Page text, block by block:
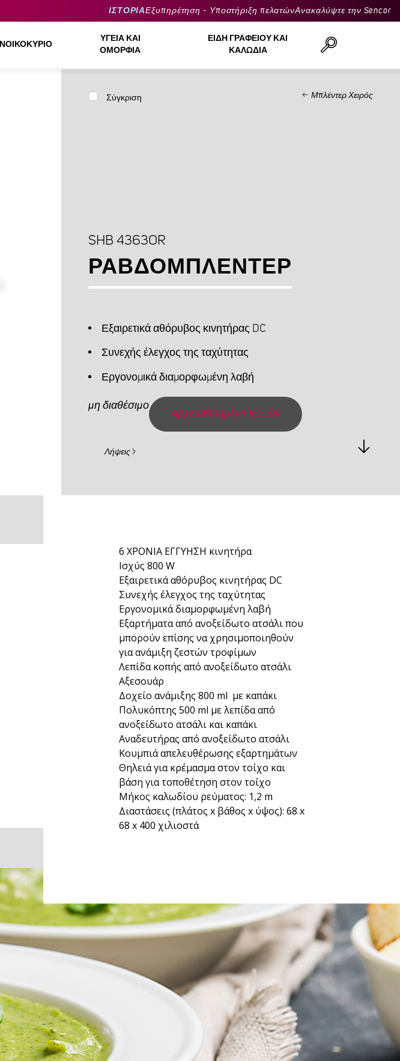
ΙΣΤΟΡΙΑΕξυπηρέτηση - Υποστήριξη πελατώνΑνακαλύψτε την Sencor
ΝΟΙΚΟΚΥΡΙΌ
ΥΓΕΊΑ ΚΑΙ
ΟΜΟΡΦΙΆ
ΕΊΔΗ ΓΡΑΦΕΊΟΥ ΚΑΙ
ΚΑΛΏΔΙΑ
Σύγκριση Μπλέντερ Χειρός
SHB 4363OR
ΡΑΒΔΟΜΠΛΈΝΤΕΡ
Εξαιρετικά αθόρυβος κινητήρας DC
Συνεχής έλεγχος της ταχύτητας
Εργονομικά διαμορφωμένη λαβή
Αρχειοθετημένο προϊόν
μη διαθέσιμο
Λήψεις
6 ΧΡΟΝΙΑ ΕΓΓΥΗΣΗ κινητήρα
Ισχύς 800 W
Εξαιρετικά αθόρυβος κινητήρας DC
Συνεχής έλεγχος της ταχύτητας
Εργονομικά διαμορφωμένη λαβή
Εξαρτήματα από ανοξείδωτο ατσάλι που
μπορούν επίσης να χρησιμοποιηθούν
για ανάμιξη ζεστών τροφίμων
Λεπίδα κοπής από ανοξείδωτο ατσάλι
Αξεσουάρ
Δοχείο ανάμιξης 800 ml με καπάκι
Πολυκόπτης 500 ml με λεπίδα από
ανοξείδωτο ατσάλι και καπάκι
Αναδευτήρας από ανοξείδωτο ατσάλι
Κουμπιά απελευθέρωσης εξαρτημάτων
Θηλειά για κρέμασμα στον τοίχο και
βάση για τοποθέτηση στον τοίχο
Μήκος καλωδίου ρεύματος: 1,2 m
Διαστάσεις (πλάτος x βάθος x ύψος): 68 x
68 x 400 χιλιοστά